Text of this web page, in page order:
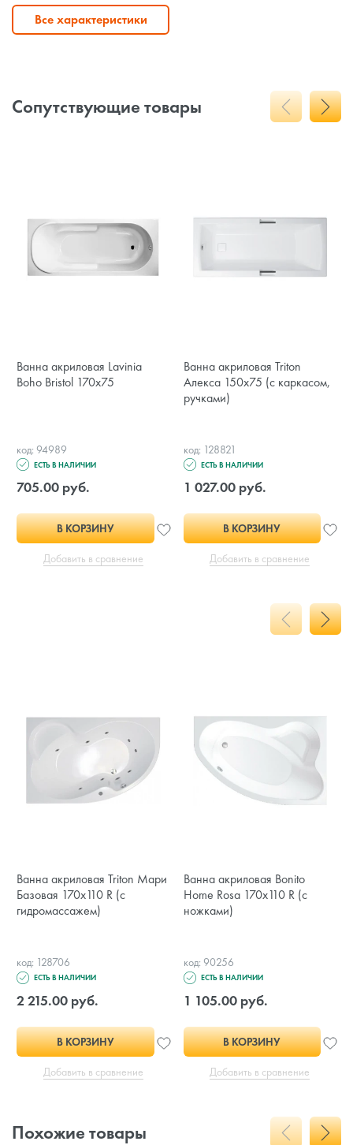
Все характеристики
Сопутствующие товары
Ванна акриловая Lavinia
Boho Bristol 170x75
код: 94989
ЕСТЬ В НАЛИЧИИ
705.00 руб.
В КОРЗИНУ
Добавить в сравнение
Ванна акриловая Triton
Алекса 150x75 (с каркасом,
ручками)
код: 128821
ЕСТЬ В НАЛИЧИИ
1 027.00 руб.
В КОРЗИНУ
Добавить в сравнение
Ванна акриловая Triton Мари
Базовая 170x110 R (с
гидромассажем)
код: 128706
ЕСТЬ В НАЛИЧИИ
2 215.00 руб.
В КОРЗИНУ
Добавить в сравнение
Ванна акриловая Bonito
Home Rosa 170x110 R (с
ножками)
код: 90256
ЕСТЬ В НАЛИЧИИ
1 105.00 руб.
В КОРЗИНУ
Добавить в сравнение
Похожие товары